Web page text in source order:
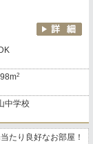
2
中学校
たり良好なお部屋！